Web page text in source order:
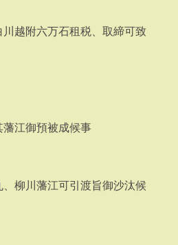
越附六万石租税、取締可致
江御預被成候事
柳川藩江可引渡旨御沙汰候